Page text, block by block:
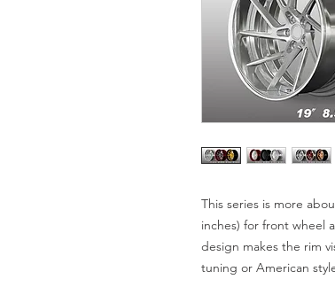
This series is more
inches) for front wheel
design makes the rim
tuning or American